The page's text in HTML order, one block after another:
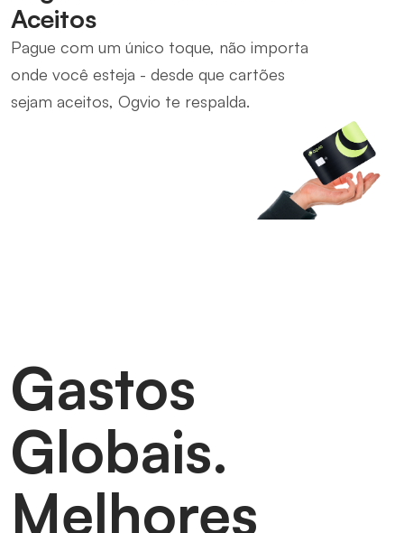
Aceitos
Pague com um único toque, não importa
onde você esteja - desde que cartões
sejam aceitos, Ogvio te respalda.
Gastos
Globais.
Melhores